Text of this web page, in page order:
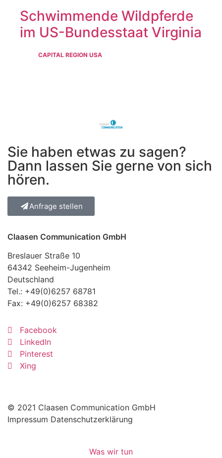
Schwimmende Wildpferde
im US-Bundesstaat Virginia
CAPITAL REGION USA
Sie haben etwas zu sagen?
Dann lassen Sie gerne von sich
hören.
Anfrage stellen
Claasen Communication GmbH
Breslauer Straße 10
64342 Seeheim-Jugenheim
Deutschland
Tel.: +49(0)6257 68781
Fax: +49(0)6257 68382
Facebook
LinkedIn
Pinterest
Xing
© 2021 Claasen Communication GmbH
Impressum Datenschutzerklärung
Was wir tun